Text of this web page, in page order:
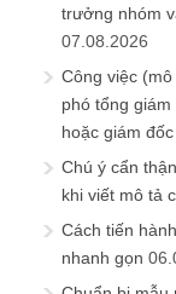
trưởng nhóm
07.08.2026
Công việc
phó tổng
hoặc giám
Chú ý cẩn
khi viết mô tả
Cách tiến
nhanh gọn